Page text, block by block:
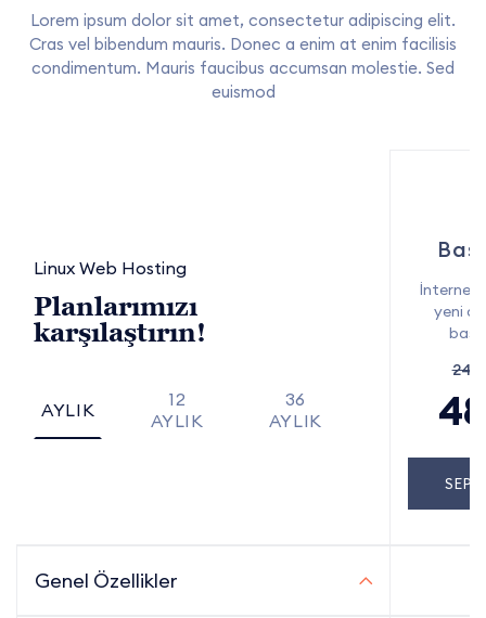
Lorem ipsum dolor sit amet, consectetur adipiscing elit.
Cras vel bibendum mauris. Donec a enim at enim facilisis
condimentum. Mauris faucibus accumsan molestie. Sed
euismod
Linux Web Hosting
Planlarımızı
karşılaştırın!
AYLIK
12
AYLIK
36
AYLIK
İnternet
yeni
48
Genel Özellikler